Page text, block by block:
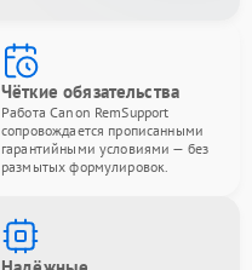
Чёткие обязательства
Работа Canon RemSupport
сопровождается прописанными
гарантийными условиями — без
размытых формулировок.